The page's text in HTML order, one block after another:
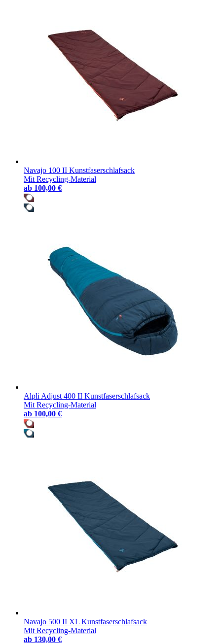
Navajo 100 II Kunstfaserschlafsack
Mit Recycling-Material
ab 100,00 €
Alpli Adjust 400 II Kunstfaserschlafsack
Mit Recycling-Material
ab 100,00 €
Navajo 500 II XL Kunstfaserschlafsack
Mit Recycling-Material
ab 130,00 €